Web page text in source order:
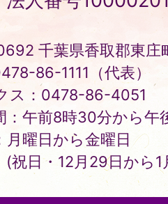
Town
千葉県香取郡東庄
86-1111（代表）
ス：0478-86-4051
：午前8時30分から午
月曜日から金曜日
(祝日・12月29日から